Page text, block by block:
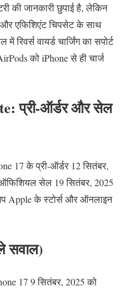
की जानकारी छुपाई है, लेकिन
और एफिशिएंट चिपसेट के साथ
रिवर्स वायर्ड चार्जिंग का सपोर्ट
को iPhone से ही चार्ज
प्री-ऑर्डर और सेल
17 के प्री-ऑर्डर 12 सितंबर,
सेल 19 सितंबर, 2025
Apple के स्टोर्स और ऑनलाइन
सवाल)
17 9 सितंबर, 2025 को